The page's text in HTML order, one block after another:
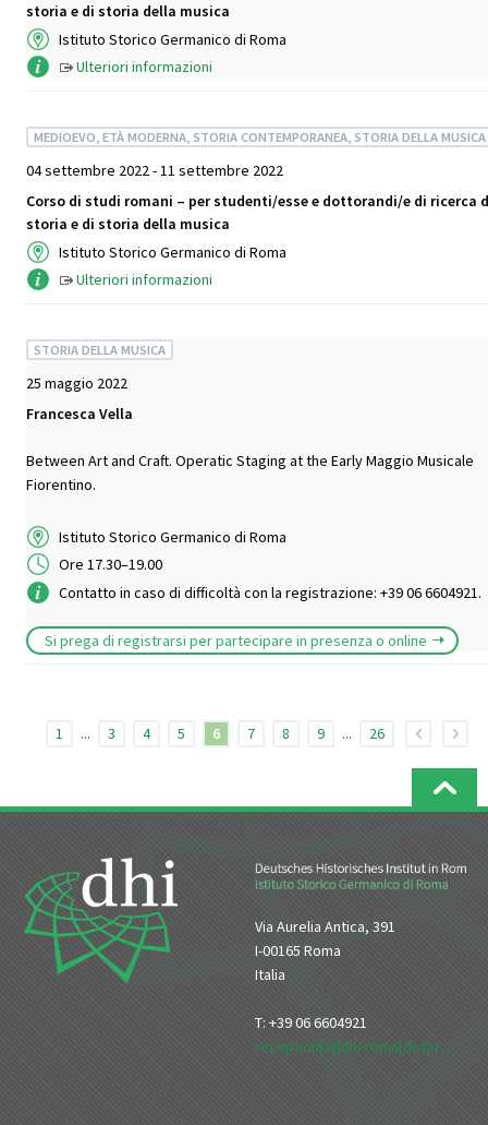
storia e di storia della musica
Istituto Storico Germanico di Roma
Ulteriori informazioni
MEDIOEVO, ETÀ MODERNA, STORIA CONTEMPORANEA, STORIA DELLA MUSICA
04 settembre 2022 - 11 settembre 2022
Corso di studi romani – per studenti/esse e dottorandi/e di ricerca
storia e di storia della musica
Istituto Storico Germanico di Roma
Ulteriori informazioni
STORIA DELLA MUSICA
25 maggio 2022
Francesca Vella
Between Art and Craft. Operatic Staging at the Early Maggio Musicale
Fiorentino.
Istituto Storico Germanico di Roma
Ore 17.30–19.00
Contatto in caso di difficoltà con la registrazione: +39 06 6604921.
Si prega di registrarsi per partecipare in presenza o online
1 ... 3 4 5 6 7 8 9 ... 26
Via Aurelia Antica, 391
I-00165 Roma
Italia
T: +39 06 6604921
reception[at]dhi-roma[dot]it